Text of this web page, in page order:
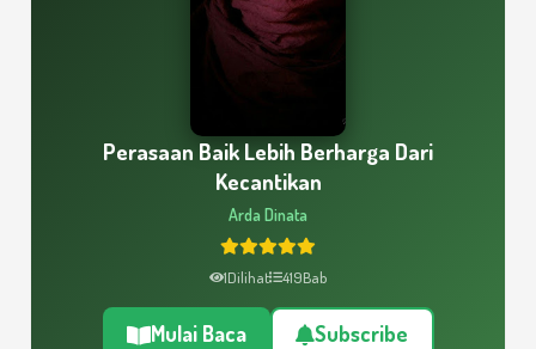
Perasaan Baik Lebih Berharga Dari
Kecantikan
Arda Dinata
1Dilihat 419Bab
Mulai Baca Subscribe